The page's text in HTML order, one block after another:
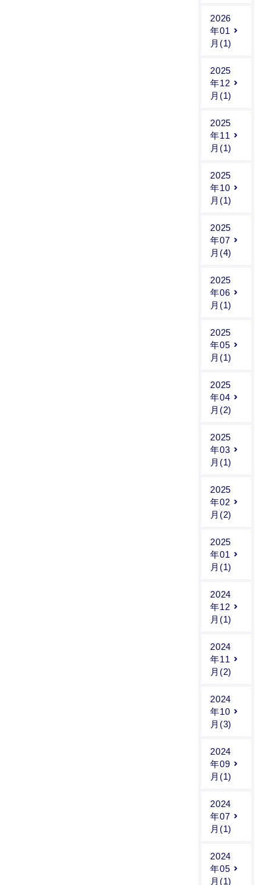
2026
年01
月(1)
2025
年12
月(1)
2025
年11
月(1)
2025
年10
月(1)
2025
年07
月(4)
2025
年06
月(1)
2025
年05
月(1)
2025
年04
月(2)
2025
年03
月(1)
2025
年02
月(2)
2025
年01
月(1)
2024
年12
月(1)
2024
年11
月(2)
2024
年10
月(3)
2024
年09
月(1)
2024
年07
月(1)
2024
年05
月(1)